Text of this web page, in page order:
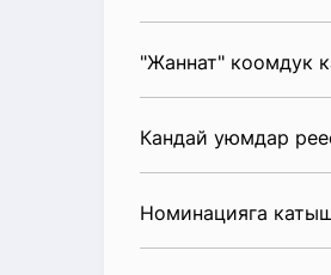
"Жаннат" коомдук
Кандай уюмдар
Номинацияга